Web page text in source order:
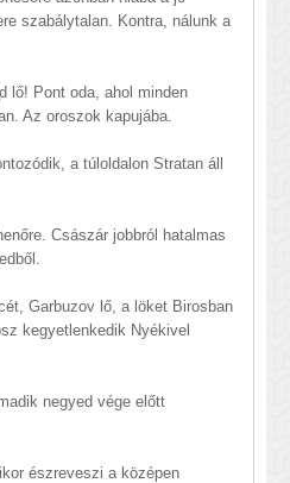
szabálytalan. Kontra, nálunk a
lő! Pont oda, ahol minden
Az oroszok kapujába.
a túloldalon Stratan áll
Császár jobbról hatalmas
Garbuzov lő, a löket Birosban
kegyetlenkedik Nyékivel
negyed vége előtt
észreveszi a középen